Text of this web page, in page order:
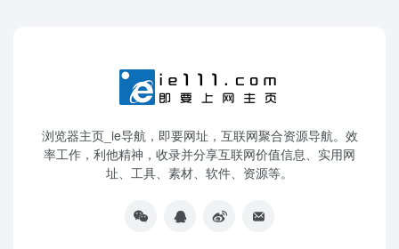
浏览器主页_ie导航，即要网址，互联网聚合资源导航。效
率工作，利他精神，收录并分享互联网价值信息、实用网
址、工具、素材、软件、资源等。